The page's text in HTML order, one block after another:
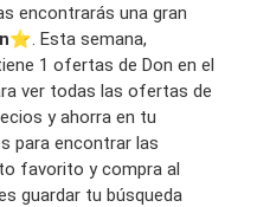
encontrarás una gran
⭐️. Esta semana,
1 ofertas de Don en el
ver todas las ofertas de
y ahorra en tu
para encontrar las
favorito y compra al
guardar tu búsqueda